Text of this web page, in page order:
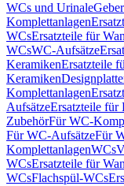
WCs und Urinale
Komplettanlagen
WCsErsatzteile für
WCsWC-Aufsätze
KeramikenErsatzteile
Keramiken
Komplettanlagen
AufsätzeErsatzteile für
ZubehörFür WC-
Für WC-AufsätzeFür
KomplettanlagenWCs
WCsErsatzteile für
WCsFlachspül-WCs